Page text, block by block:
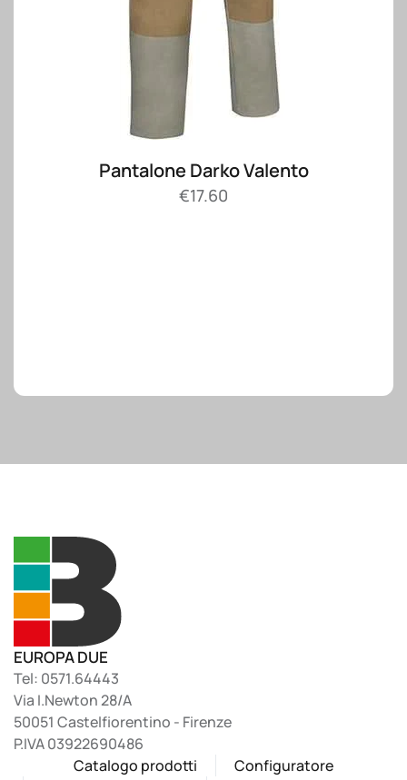
Pantalone Darko Valento
€17.60
EUROPA DUE
Tel: 0571.64443
Via I.Newton 28/A
50051 Castelfiorentino - Firenze
P.IVA 03922690486
Catalogo prodotti
Configuratore